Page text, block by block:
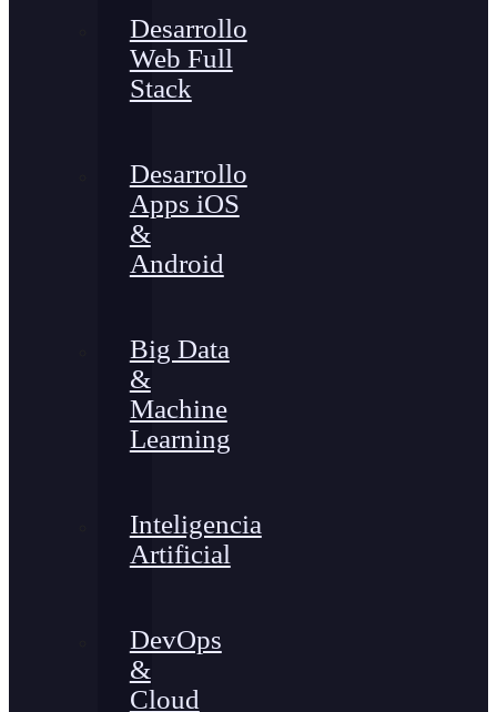
Desarrollo
Web Full
Stack
Desarrollo
Apps iOS
&
Android
Big Data
&
Machine
Learning
Inteligencia
Artificial
DevOps
&
Cloud